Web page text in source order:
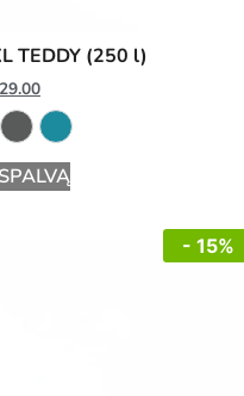
TEDDY (250 l)
- 15%